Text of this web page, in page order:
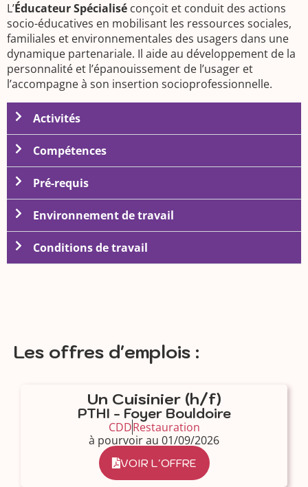
L’Éducateur Spécialisé conçoit et conduit des actions
socio-éducatives en mobilisant les ressources sociales,
familiales et environnementales des usagers dans une
dynamique partenariale. Il aide au développement de la
personnalité et l’épanouissement de l’usager et
l’accompagne à son insertion socioprofessionnelle.
Activités
Compétences
Pré-requis
Environnement de travail
Conditions de travail
Les offres d'emplois :
Un Cuisinier (h/f)
PTHI - Foyer Bouldoire
CDDRestauration
à pourvoir au 01/09/2026
VOIR L'OFFRE